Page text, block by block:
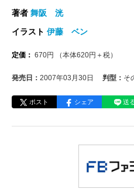
著者 舞阪 洸
イラスト 伊藤 ベン
定価： 670円 （本体620円＋税）
発売日： 2007年03月30日 判型： そ
ポスト シェア 送